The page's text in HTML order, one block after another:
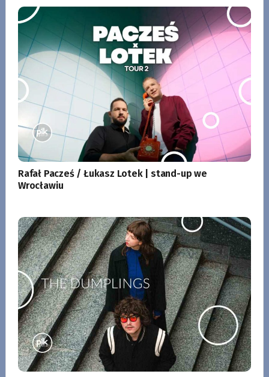
Rafał Pacześ / Łukasz Lotek | stand-up we
Wrocławiu